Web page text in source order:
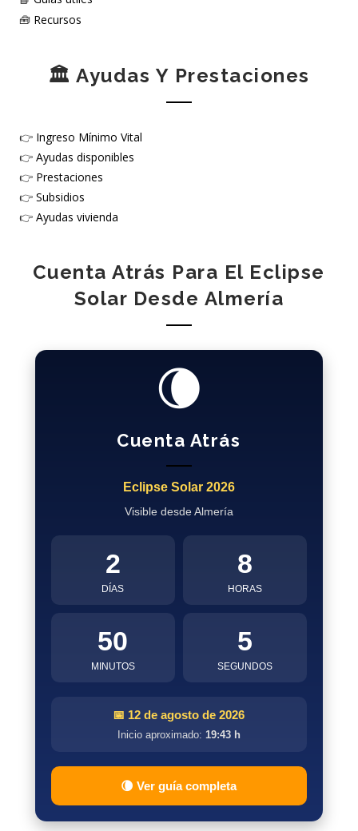
🧰 Recursos
🏛️ Ayudas Y Prestaciones
👉 Ingreso Mínimo Vital
👉 Ayudas disponibles
👉 Prestaciones
👉 Subsidios
👉 Ayudas vivienda
Cuenta Atrás Para El Eclipse
Solar Desde Almería
🌘
Cuenta Atrás
Eclipse Solar 2026
Visible desde Almería
2
DÍAS
8
HORAS
50
MINUTOS
4
SEGUNDOS
📅 12 de agosto de 2026
Inicio aproximado: 19:43 h
🌘 Ver guía completa